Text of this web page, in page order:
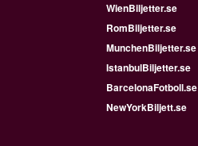
WienBiljetter.se
RomBiljetter.se
MunchenBiljetter.se
IstanbulBiljetter.se
BarcelonaFotboll.se
NewYorkBiljett.se